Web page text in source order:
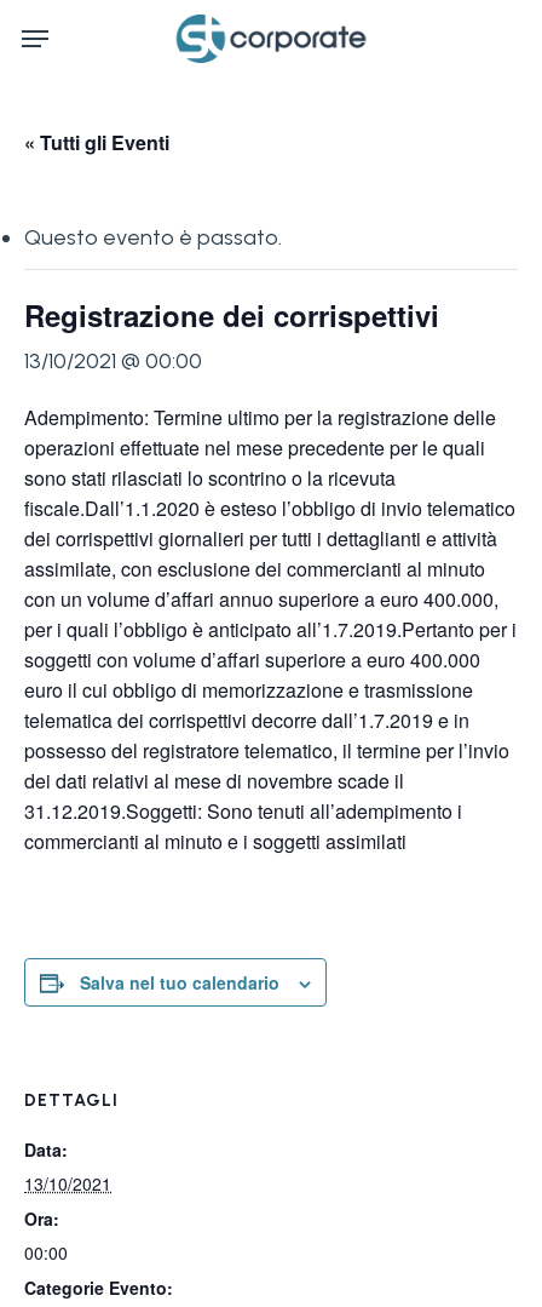
Menu
« Tutti gli Eventi
Questo evento è passato.
Registrazione dei corrispettivi
13/10/2021 @ 00:00
Adempimento: Termine ultimo per la registrazione delle
operazioni effettuate nel mese precedente per le quali
sono stati rilasciati lo scontrino o la ricevuta
fiscale.Dall’1.1.2020 è esteso l’obbligo di invio telematico
dei corrispettivi giornalieri per tutti i dettaglianti e attività
assimilate, con esclusione dei commercianti al minuto
con un volume d’affari annuo superiore a euro 400.000,
per i quali l’obbligo è anticipato all’1.7.2019.Pertanto per i
soggetti con volume d’affari superiore a euro 400.000
euro il cui obbligo di memorizzazione e trasmissione
telematica dei corrispettivi decorre dall’1.7.2019 e in
possesso del registratore telematico, il termine per l’invio
dei dati relativi al mese di novembre scade il
31.12.2019.Soggetti: Sono tenuti all’adempimento i
commercianti al minuto e i soggetti assimilati
Salva nel tuo calendario
DETTAGLI
Data:
13/10/2021
Ora:
00:00
Categorie Evento: